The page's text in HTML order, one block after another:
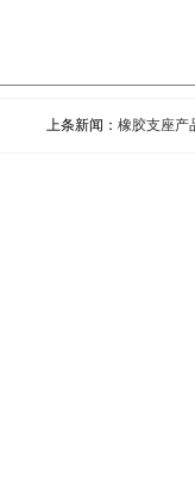
上条新闻： 橡胶支座产